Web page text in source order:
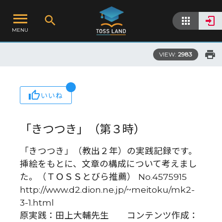
MENU
VIEW: 2983
いいね
「きつつき」（第３時）
「きつつき」（教出２年）の実践記録です。
挿絵をもとに、文章の構成について考えまし
た。（ＴＯＳＳとびら推薦） No.4575915
http://www.d2.dion.ne.jp/~meitoku/mk2-
3-1.html
原実践：田上大輔先生 コンテンツ作成：